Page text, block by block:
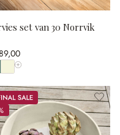
set van 30 Norrvik
Toon alle kleuren